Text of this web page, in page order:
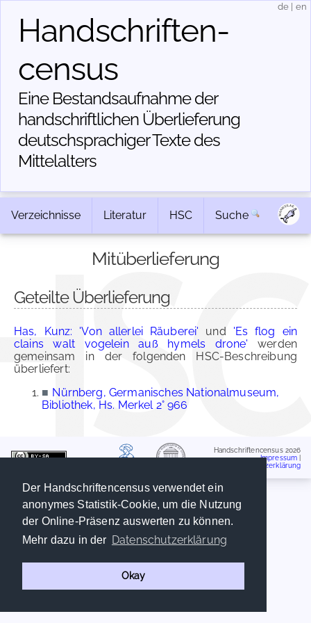
Der Handschriftencensus verwendet ein
anonymes Statistik-Cookie, um die Nutzung
der Online-Präsenz auswerten zu können.
Mehr dazu in der Datenschutzerklärung
Okay
Handschriften­
census
Eine Bestandsaufnahme der
handschriftlichen Über­lieferung
deutschsprachiger Texte des
Mittelalters
de en
Verzeichnisse Literatur HSC Suche
Mitüberlieferung
Geteilte Überlieferung
Has, Kunz: 'Von allerlei Räuberei' und 'Es flog ein
clains walt vogelein auß hymels drone' werden
gemeinsam in der folgenden HSC-Beschreibung
überliefert:
■ Nürnberg, Germanisches Nationalmuseum,
Bibliothek, Hs. Merkel 2° 966
Handschriftencensus 2026
Impressum
Datenschutzerklärung